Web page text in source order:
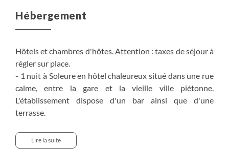
> Supplément chambre individuelle :
> Nuit supplémentaire à Couvet en chambre double avec
petit déjeuner :
Hébergement
Hôtels et chambres d'hôtes. Attention : taxes de séjour à
régler sur place.
- 1 nuit à Soleure en hôtel chaleureux situé dans une rue
calme, entre la gare et la vieille ville piétonne.
L'établissement dispose d'un bar ainsi que d'une
terrasse.
gratuit au sauna et à la salle de sport.
- 1 nuit au Pâquier en chambre d'hôtes dans une auberge
Lire la suite